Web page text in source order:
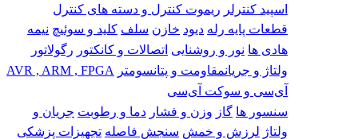
اسپید کنترلر ریموت کنترل و دسته های کنترل
قطعات پایه رله دیود خازن سلف کلید و سوئیچ نیمه
هادی ها نور و روشنایی اتصالات و کانکتور رگولاتور
ولتاژ و جریانمقاومت و پتانسومتر
AVR , ARM , FPGA
آی‌سی و سوکت آی‌سی
سنسور ها گاز وزن و فشار دما و رطوبت جریان و
ولتاژ لرزش و خمش سنجش فاصله تجهیزات پزشکی